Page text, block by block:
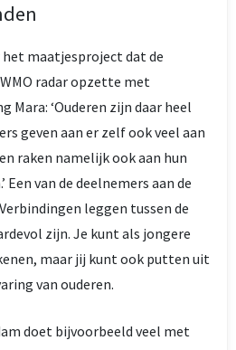
maatjesproject dat de
radar opzette met
‘Ouderen zijn daar heel
geven aan er zelf ook veel aan
raken namelijk ook aan hun
Een van de deelnemers aan de
leggen tussen de
zijn. Je kunt als jongere
maar jij kunt ook putten uit
van ouderen.
doet bijvoorbeeld veel met